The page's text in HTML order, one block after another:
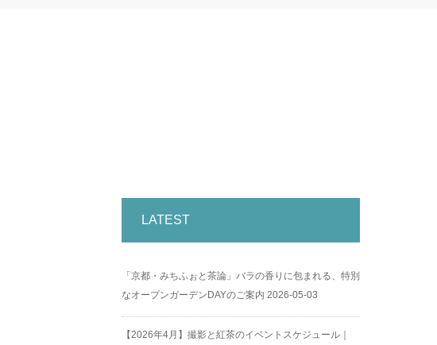
LATEST
「京都・みちふぉと茶論」バラの香りに包まれる、特別
なオープンガーデンDAYのご案内 2026-05-03
【2026年4月】撮影と紅茶のイベントスケジュール｜